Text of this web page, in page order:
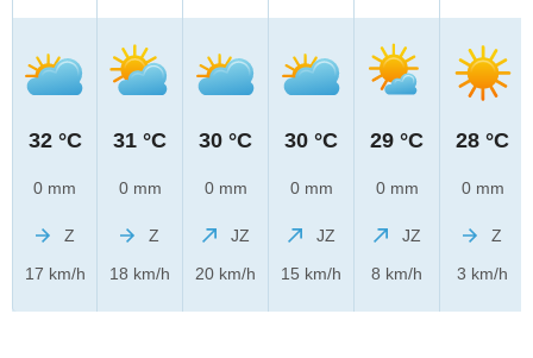
32 °C
0 mm
Z
17 km/h
31 °C
0 mm
Z
18 km/h
30 °C
0 mm
JZ
20 km/h
30 °C
0 mm
JZ
15 km/h
29 °C
0 mm
JZ
8 km/h
28 °C
0 mm
Z
3 km/h